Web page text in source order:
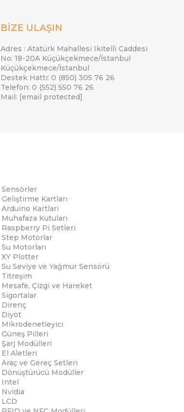
BİZE ULAŞIN
Adres : Atatürk Mahallesi Ikitelli Caddesi
No: 18-20A Küçükçekmece/İstanbul
Küçükçekmece/İstanbul
Destek Hattı: 0 (850) 305 76 26
Telefon: 0 (552) 550 76 26
Mail: [email protected]
Sensörler
Geliştirme Kartları
Arduino Kartları
Muhafaza Kutuları
Raspberry Pi Setleri
Step Motorlar
Su Motorları
XY Plotter
Su Seviye ve Yağmur Sensörü
Titreşim
Mesafe, Çizgi ve Hareket
Sigortalar
Direnç
Diyot
Mikrodenetleyici
Güneş Pilleri
Şarj Modülleri
El Aletleri
Araç ve Gereç Setleri
Dönüştürücü Modüller
Intel
Nvidia
LCD